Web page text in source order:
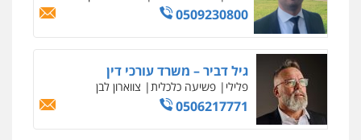
פלילי פשע חמור תעבורה צבא מעצרים
וחקירות
0542255161
גל דהן – משרד עורך דין פלילי
פלילי פשיעה חמורה סמים מעצרים
וחקירות
0544723840